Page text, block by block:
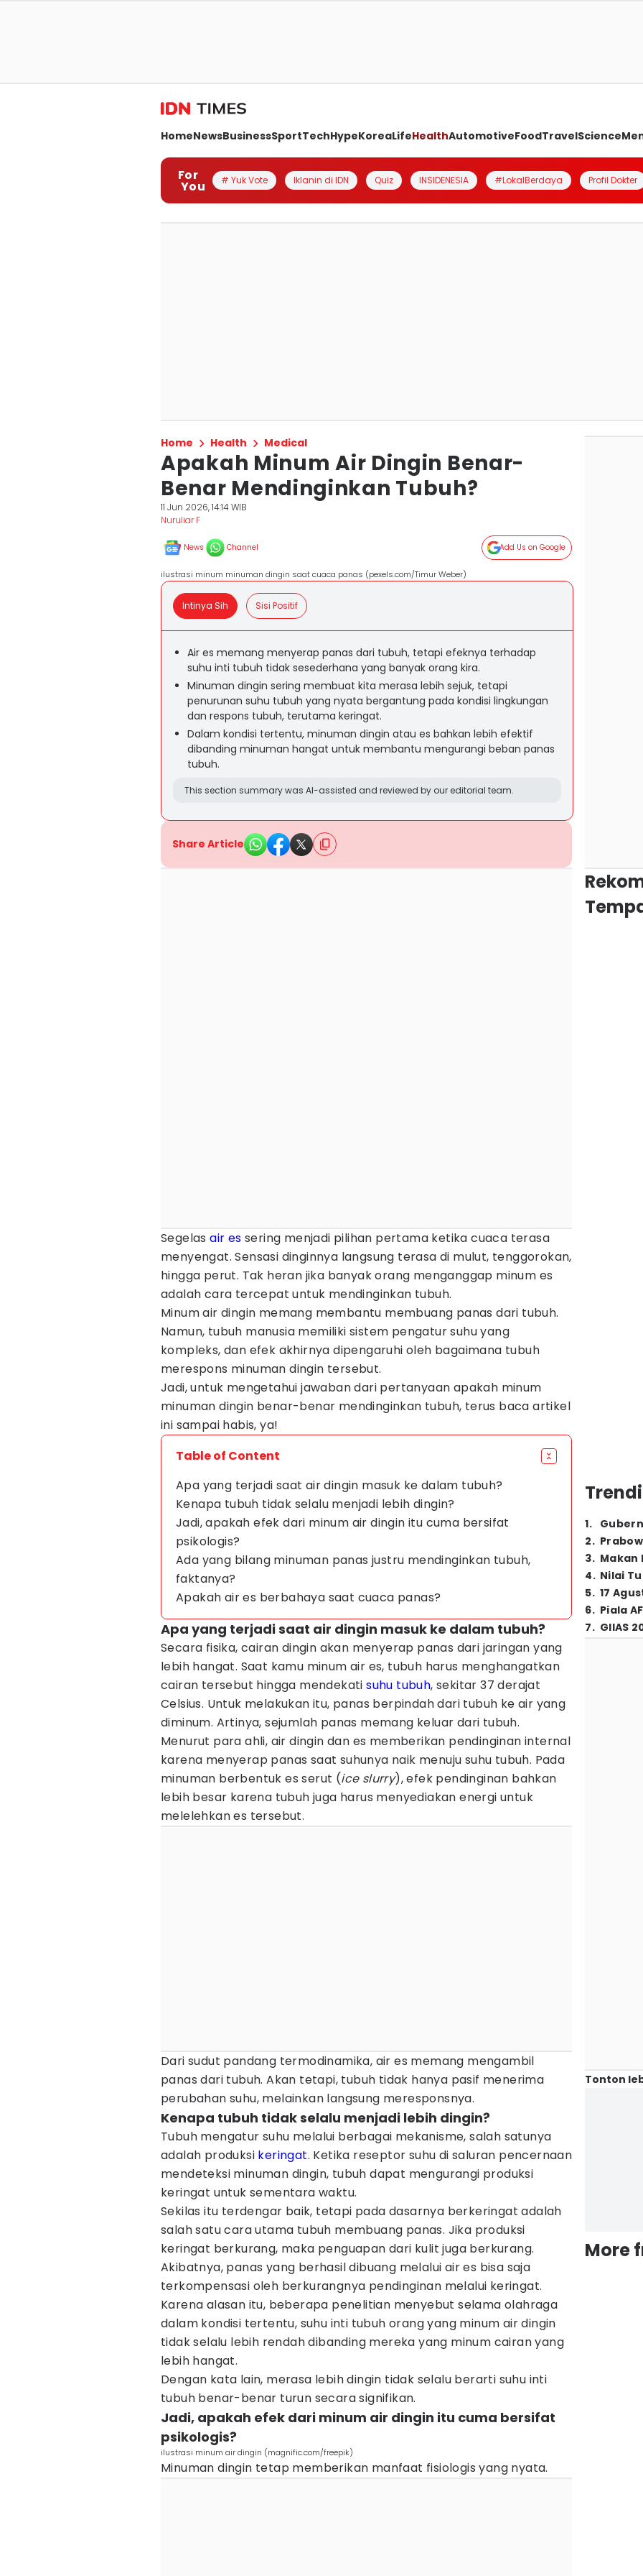
HomeNewsBusinessSportTechHypeKoreaLifeHealthAutomotiveFoodTravelScience
For
You # Yuk Vote Iklanin di IDN Quiz INSIDENESIA #LokalBerdaya Profil Dokter
Home Health Medical
Apakah Minum Air Dingin Benar-
Benar Mendinginkan Tubuh?
11 Jun 2026, 14:14 WIB
Nuruliar F
News Channel Add Us on Google
ilustrasi minum minuman dingin saat cuaca panas (pexels.com/Timur Weber)
Intinya Sih Sisi Positif
Air es memang menyerap panas dari tubuh, tetapi efeknya terhadap
suhu inti tubuh tidak sesederhana yang banyak orang kira.
Minuman dingin sering membuat kita merasa lebih sejuk, tetapi
penurunan suhu tubuh yang nyata bergantung pada kondisi lingkungan
dan respons tubuh, terutama keringat.
Dalam kondisi tertentu, minuman dingin atau es bahkan lebih efektif
dibanding minuman hangat untuk membantu mengurangi beban panas
tubuh.
This section summary was AI-assisted and reviewed by our editorial team.
Share Article
Segelasair es sering menjadi pilihan pertama ketika cuaca terasa
menyengat. Sensasi dinginnya langsung terasa di mulut, tenggorokan,
hingga perut. Tak heran jika banyak orang menganggap minum es
adalah cara tercepat untuk mendinginkan tubuh.
Minum air dingin memang membantu membuang panas dari tubuh.
Namun, tubuh manusia memiliki sistem pengatur suhu yang
kompleks, dan efek akhirnya dipengaruhi oleh bagaimana tubuh
merespons minuman dingin tersebut.
Jadi, untuk mengetahui jawaban dari pertanyaan apakah minum
minuman dingin benar-benar mendinginkan tubuh, terus baca artikel
ini sampai habis, ya!
Table of Content
Apa yang terjadi saat air dingin masuk ke dalam tubuh?
Kenapa tubuh tidak selalu menjadi lebih dingin?
Jadi, apakah efek dari minum air dingin itu cuma bersifat
psikologis?
Ada yang bilang minuman panas justru mendinginkan tubuh,
faktanya?
Apakah air es berbahaya saat cuaca panas?
Apa yang terjadi saat air dingin masuk ke dalam tubuh?
Secara fisika, cairan dingin akan menyerap panas dari jaringan yang
lebih hangat. Saat kamu minum air es, tubuh harus menghangatkan
cairan tersebut hingga mendekatisuhu tubuh, sekitar 37 derajat
Celsius. Untuk melakukan itu, panas berpindah dari tubuh ke air yang
diminum. Artinya, sejumlah panas memang keluar dari tubuh.
Menurut para ahli, air dingin dan es memberikan pendinginan internal
karena menyerap panas saat suhunya naik menuju suhu tubuh. Pada
minuman berbentuk es serut (ice slurry), efek pendinginan bahkan
lebih besar karena tubuh juga harus menyediakan energi untuk
melelehkan es tersebut.
Dari sudut pandang termodinamika, air es memang mengambil
panas dari tubuh. Akan tetapi, tubuh tidak hanya pasif menerima
perubahan suhu, melainkan langsung meresponsnya.
Kenapa tubuh tidak selalu menjadi lebih dingin?
Tubuh mengatur suhu melalui berbagai mekanisme, salah satunya
adalah produksi keringat. Ketika reseptor suhu di saluran pencernaan
mendeteksi minuman dingin, tubuh dapat mengurangi produksi
keringat untuk sementara waktu.
Sekilas itu terdengar baik, tetapi pada dasarnya berkeringat adalah
salah satu cara utama tubuh membuang panas. Jika produksi
keringat berkurang, maka penguapan dari kulit juga berkurang.
Akibatnya, panas yang berhasil dibuang melalui air es bisa saja
terkompensasi oleh berkurangnya pendinginan melalui keringat.
Karena alasan itu, beberapa penelitian menyebut selama olahraga
dalam kondisi tertentu, suhu inti tubuh orang yang minum air dingin
tidak selalu lebih rendah dibanding mereka yang minum cairan yang
lebih hangat.
Dengan kata lain, merasa lebih dingin tidak selalu berarti suhu inti
tubuh benar-benar turun secara signifikan.
Jadi, apakah efek dari minum air dingin itu cuma bersifat
psikologis?
ilustrasi minum air dingin (magnific.com/freepik)
Minuman dingin tetap memberikan manfaat fisiologis yang nyata.
1.
2.
3. Makan
4. Nilai
5. 17
6. Piala
7. GIIAS
Tonton
More